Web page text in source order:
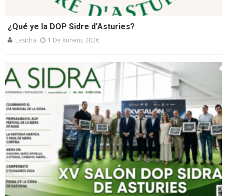
¿Qué ye la DOP Sidre d’Asturies?
Lasidra 1 De Xunetu, 2026